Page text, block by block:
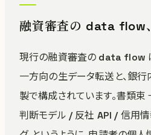
融資審査の data
現行の融資審査の data flow
一方向の生データ転送と、銀
製で構成されています。書類
判断モデル / 反社 API / 信用